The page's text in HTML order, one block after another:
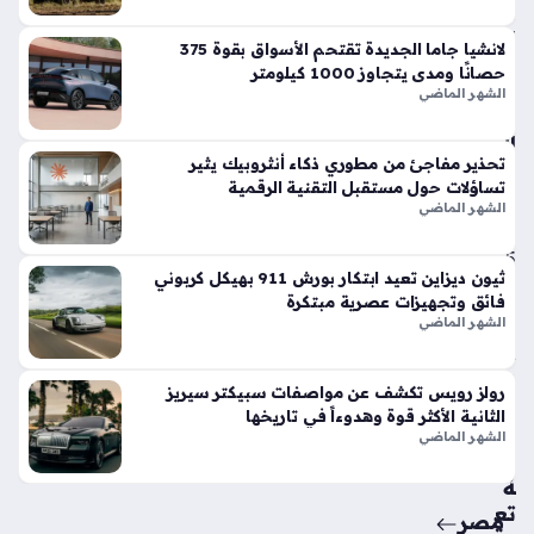
الأ
وا
الح
الي
ة
5
أيام
حق
ق
من
ة
تع
لانشيا جاما الجديدة تقتحم الأسواق بقوة 375
حصانًا ومدى يتجاوز 1000 كيلومتر
الشهر الماضي
تحذير مفاجئ من مطوري ذكاء أنثروبيك يثير
تساؤلات حول مستقبل التقنية الرقمية
الشهر الماضي
ثيون ديزاين تعيد ابتكار بورش 911 بهيكل كربوني
فائق وتجهيزات عصرية مبتكرة
الشهر الماضي
رولز رويس تكشف عن مواصفات سبيكتر سيريز
الثانية الأكثر قوة وهدوءاً في تاريخها
الشهر الماضي
مصر